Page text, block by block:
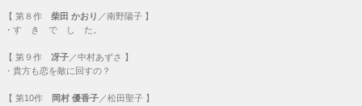
【 第８作 柴田 かおり ／南野陽子 】
・ す き で し た。
【 第９作 冴子／中村あずさ 】
・ 貴方も恋を敵に回すの？
【 第10作 岡村 優香子／松田聖子 】